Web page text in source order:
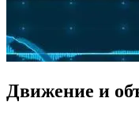
Движение и